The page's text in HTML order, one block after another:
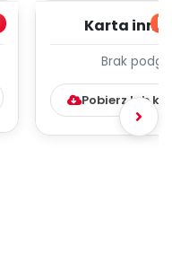
Karta
Brak
Pobierz lub